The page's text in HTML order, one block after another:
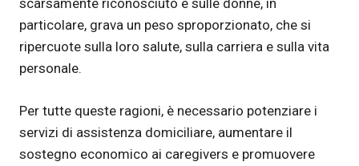
scarsamente riconosciuto e sulle donne, in
particolare, grava un peso sproporzionato, che si
ripercuote sulla loro salute, sulla carriera e sulla vita
personale.
Per tutte queste ragioni, è necessario potenziare i
servizi di assistenza domiciliare, aumentare il
sostegno economico ai caregivers e promuovere